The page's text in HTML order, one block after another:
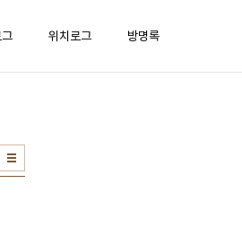
위치로그 방명록